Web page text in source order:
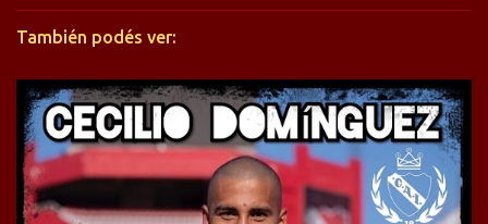
r
i
s
También podés ver: